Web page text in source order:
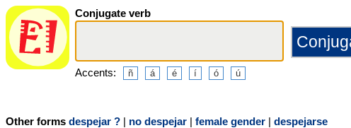
Conjugate verb
Accents:
Other forms despejar ? | no despejar | female gender | despejarse